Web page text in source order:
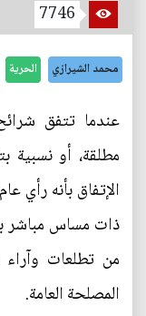
7746
محمد الشيرازي الحرية
عندما تتفق
مطلقة، أو
الإتفاق بأنه رأي
ذات مساس مباشر
من تطلعات
المصلحة العامة.